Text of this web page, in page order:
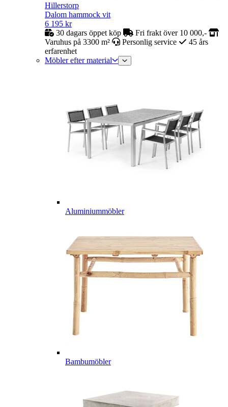
Hillerstorp
Dalom hammock vit
6 195 kr
30 dagars öppet köp
Fri frakt över 10 000,-
Varuhus på 3300 m²
Personlig service
45 års
erfarenhet
Möbler efter material
Aluminiummöbler
Bambumöbler